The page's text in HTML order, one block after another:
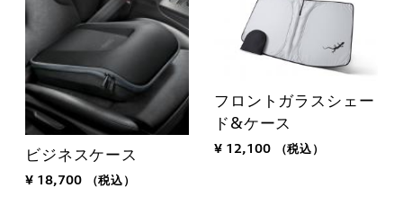
ビジネスケース
¥ 18,700 （税込）
フロントガラスシェー
ド&ケース
¥ 12,100 （税込）